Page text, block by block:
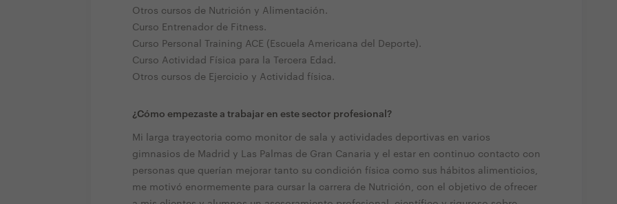
Otros cursos de Nutrición y Alimentación.
Curso Entrenador de Fitness.
Curso Personal Training ACE (Escuela Americana del Deporte).
Curso Actividad Física para la Tercera Edad.
Otros cursos de Ejercicio y Actividad física.
¿Cómo empezaste a trabajar en este sector profesional?
Mi larga trayectoria como monitor de sala y actividades deportivas en varios
gimnasios de Madrid y Las Palmas de Gran Canaria y el estar en continuo contacto con
personas que querían mejorar tanto su condición física como sus hábitos alimenticios,
me motivó enormemente para cursar la carrera de Nutrición, con el objetivo de ofrecer